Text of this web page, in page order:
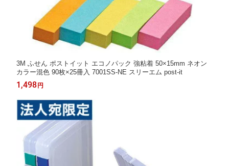
3M ふせん ポストイット エコノパック 強粘着 50×15mm ネオン
カラー混色 90枚×25冊入 7001SS-NE スリーエム post-it
1,498円